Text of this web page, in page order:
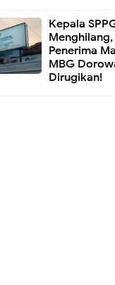
Kepala
Penerima
MBG
Dirugikan!